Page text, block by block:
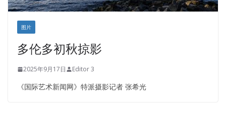
图片
多伦多初秋掠影
2025年9月17日 Editor 3
《国际艺术新闻网》特派摄影记者 张希光